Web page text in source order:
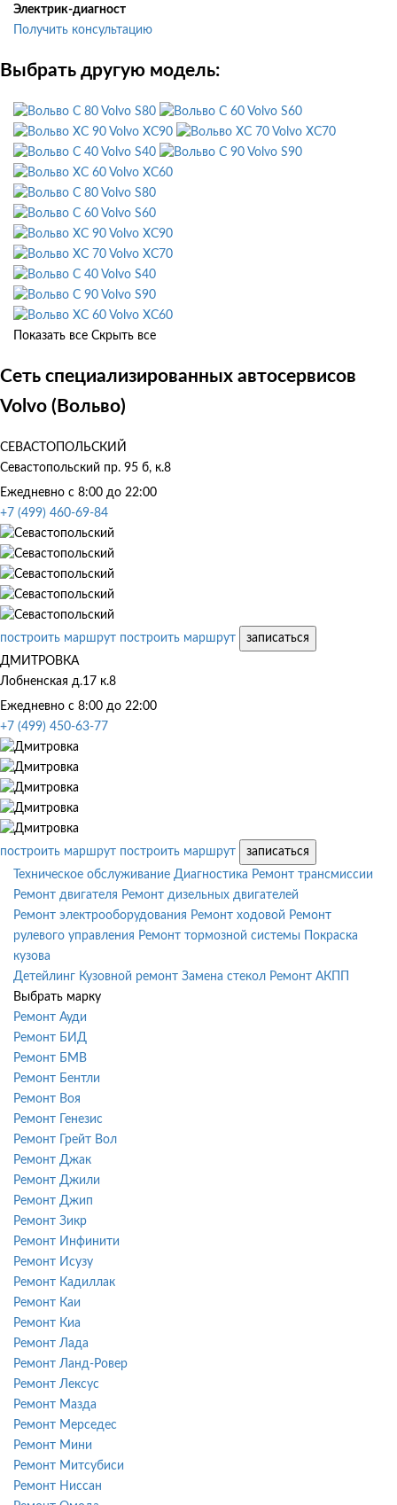
Электрик-диагност
Получить консультацию
Выбрать другую модель:
Volvo S80
Volvo S60
Volvo XC90
Volvo XC70
Volvo S40
Volvo S90
Volvo XC60
Volvo S80
Volvo S60
Volvo XC90
Volvo XC70
Volvo S40
Volvo S90
Volvo XC60
Показать все Скрыть все
Сеть специализированных автосервисов
Volvo (Вольво)
СЕВАСТОПОЛЬСКИЙ
Севастопольский пр. 95 б, к.8
Ежедневно с 8:00 до 22:00
+7 (499) 460-69-84
построить маршрут построить маршрут
записаться
ДМИТРОВКА
Лобненская д.17 к.8
Ежедневно с 8:00 до 22:00
+7 (499) 450-63-77
построить маршрут построить маршрут
записаться
Техническое обслуживание Диагностика Ремонт трансмиссии
Ремонт двигателя Ремонт дизельных двигателей
Ремонт электрооборудования Ремонт ходовой Ремонт
рулевого управления Ремонт тормозной системы
Покраска
кузова
Детейлинг Кузовной ремонт Замена стекол Ремонт АКПП
Выбрать марку
Ремонт Ауди
Ремонт БИД
Ремонт БМВ
Ремонт Бентли
Ремонт Воя
Ремонт Генезис
Ремонт Грейт Вол
Ремонт Джак
Ремонт Джили
Ремонт Джип
Ремонт Зикр
Ремонт Инфинити
Ремонт Исузу
Ремонт Кадиллак
Ремонт Каи
Ремонт Киа
Ремонт Лада
Ремонт Ланд-Ровер
Ремонт Лексус
Ремонт Мазда
Ремонт Мерседес
Ремонт Мини
Ремонт Митсубиси
Ремонт Ниссан